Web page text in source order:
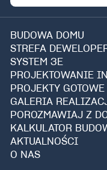
BUDOWA DOMU
STREFA
SYSTEM 3E
PROJEKTOWANIE
PROJEKTY GOTOWE
GALERIA
POROZMAWIAJ Z
KALKULATOR
AKTUALNOŚCI
O NAS